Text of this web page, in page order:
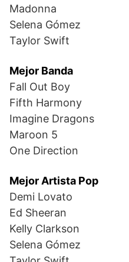
Madonna
Selena Gómez
Taylor Swift
Mejor Banda
Fall Out Boy
Fifth Harmony
Imagine Dragons
Maroon 5
One Direction
Mejor Artista Pop
Demi Lovato
Ed Sheeran
Kelly Clarkson
Selena Gómez